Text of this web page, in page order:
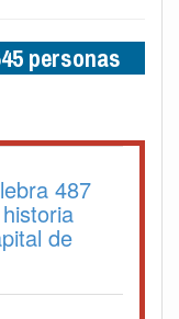
personas
487
de